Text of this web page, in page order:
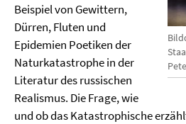
Beispiel von Gewittern,
Dürren, Fluten und
Epidemien Poetiken der
Naturkatastrophe in der
Literatur des russischen
Realismus. Die Frage, wie
und ob das Katastrophische